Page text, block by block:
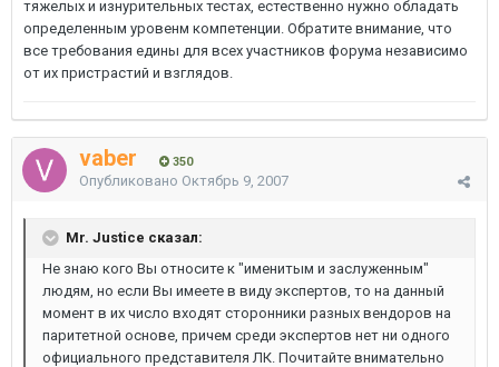
тяжелых и изнурительных тестах, естественно нужно обладать
определенным уровенм компетенции. Обратите внимание, что
все требования едины для всех участников форума независимо
от их пристрастий и взглядов.
vaber 350
Опубликовано Октябрь 9, 2007
Mr. Justice сказал:
Не знаю кого Вы относите к "именитым и заслуженным"
людям, но если Вы имеете в виду экспертов, то на данный
момент в их число входят сторонники разных вендоров на
паритетной основе, причем среди экспертов нет ни одного
официального представителя ЛК. Почитайте внимательно